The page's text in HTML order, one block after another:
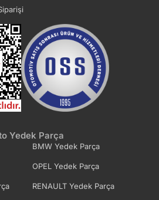
Yedek Parça
BMW Yedek Parça
OPEL Yedek Parça
RENAULT Yedek Parça